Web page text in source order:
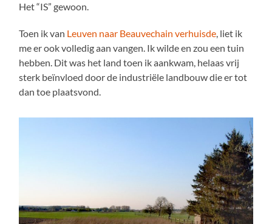
Het “IS” gewoon.
Toen ik van Leuven naar Beauvechain verhuisde, liet ik
me er ook volledig aan vangen. Ik wilde en zou een tuin
hebben. Dit was het land toen ik aankwam, helaas vrij
sterk beïnvloed door de industriële landbouw die er tot
dan toe plaatsvond.